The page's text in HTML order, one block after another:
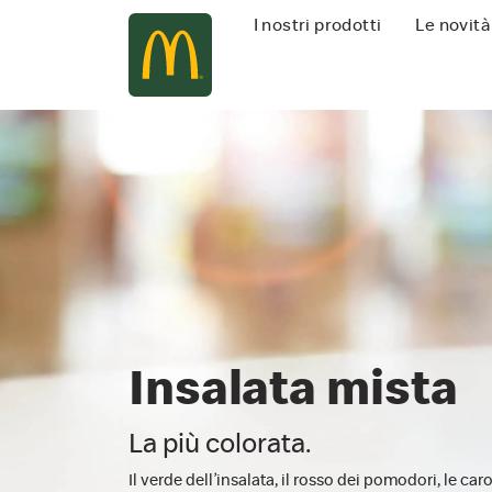
Navigazione
I nostri prodotti Le novità
Insalata mista
La più colorata.
Il verde dell’insalata, il rosso dei pomodori, le